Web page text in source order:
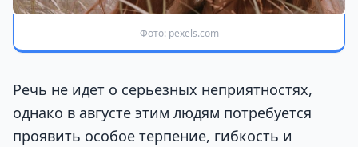
Фото: pexels.com
Речь не идет о серьезных неприятностях,
однако в августе этим людям потребуется
проявить особое терпение, гибкость и